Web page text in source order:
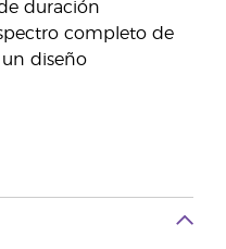
duración
completo de
diseño